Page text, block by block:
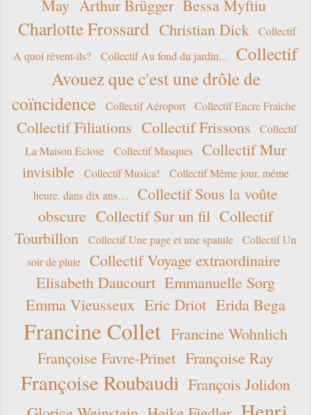
May Arthur Brügger Bessa Myftiu
Charlotte Frossard Christian Dick
Collectif
A quoi rêvent-ils?
Collectif Au fond du jardin...
Collectif
Avouez que c'est une drôle de
coïncidence
Collectif Aéroport Collectif Encre Fraîche
Collectif Filiations Collectif Frissons
Collectif
La Maison Éclose
Collectif Masques
Collectif Mur
invisible
Collectif Musica!
Collectif Même jour, même
heure, dans dix ans…
Collectif Sous la voûte
obscure Collectif Sur un fil Collectif
Tourbillon
Collectif Une page et une spatule
Collectif Un
soir de pluie
Collectif Voyage extraordinaire
Elisabeth Daucourt Emmanuelle Sorg
Emma Vieusseux Eric Driot Erida Bega
Francine Collet Francine Wohnlich
Françoise Favre-Prinet Françoise Ray
Françoise Roubaudi François Jolidon